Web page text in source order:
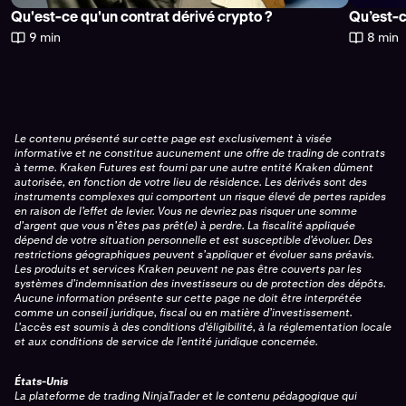
Qu'est-ce qu'un contrat dérivé crypto ?
9 min
Qu’est-
8 min
Le contenu présenté sur cette page est exclusivement à visée
informative et ne constitue aucunement une offre de trading de contrats
à terme. Kraken Futures est fourni par une autre entité Kraken dûment
autorisée, en fonction de votre lieu de résidence. Les dérivés sont des
instruments complexes qui comportent un risque élevé de pertes rapides
en raison de l’effet de levier. Vous ne devriez pas risquer une somme
d’argent que vous n’êtes pas prêt(e) à perdre. La fiscalité appliquée
dépend de votre situation personnelle et est susceptible d’évoluer. Des
restrictions géographiques peuvent s’appliquer et évoluer sans préavis.
Les produits et services Kraken peuvent ne pas être couverts par les
systèmes d’indemnisation des investisseurs ou de protection des dépôts.
Aucune information présente sur cette page ne doit être interprétée
comme un conseil juridique, fiscal ou en matière d’investissement.
L’accès est soumis à des conditions d’éligibilité, à la réglementation locale
et aux conditions de service de l’entité juridique concernée.
États-Unis
La plateforme de trading NinjaTrader et le contenu pédagogique qui